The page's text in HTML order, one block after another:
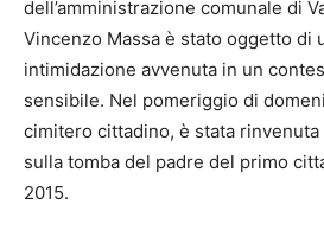
dell’amministrazione comunale di
Vincenzo Massa è stato oggetto di
intimidazione avvenuta in un
sensibile. Nel pomeriggio di
cimitero cittadino, è stata
sulla tomba del padre del primo
2015.